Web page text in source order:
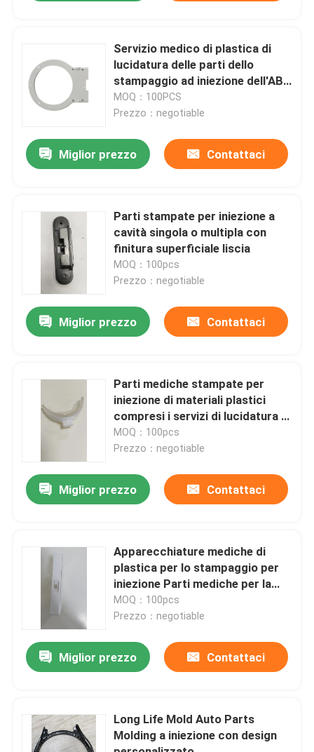
Chi siamo
Controllo di qualità
Richiedere un preventivo
parti stampate ad iniezione
Stampaggio ad iniezione di precisione
Servizio medico di plastica di
lucidatura delle parti dello
stampaggio ad iniezione dell'ABS
di rivestimento
MOQ：100PCS
Prezzo：negotiable
Miglior prezzo Contattaci
Parti stampate per iniezione a
cavità singola o multipla con
finitura superficiale liscia
MOQ：100pcs
Prezzo：negotiable
Miglior prezzo Contattaci
Parti mediche stampate per
iniezione di materiali plastici
compresi i servizi di lucidatura di
progettazione esperta
MOQ：100pcs
Prezzo：negotiable
Miglior prezzo Contattaci
Apparecchiature mediche di
plastica per lo stampaggio per
iniezione Parti mediche per la
lucidatura
MOQ：100pcs
Prezzo：negotiable
Miglior prezzo Contattaci
Long Life Mold Auto Parts
Molding a iniezione con design